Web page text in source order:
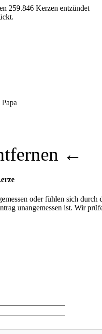
259.846 Kerzen entzündet
Papa
←
oder fühlen sich
unangemessen ist. Wir